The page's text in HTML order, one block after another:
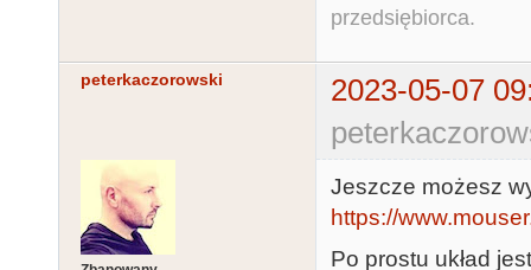
przedsiębiorca.
peterkaczorowski
2023-05-07
Jeszcze możesz
https://
Po prostu układ